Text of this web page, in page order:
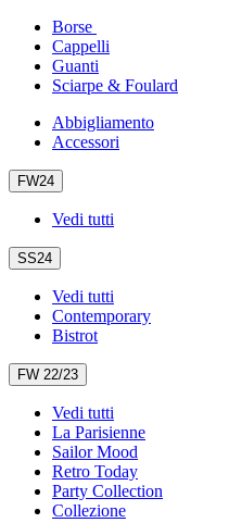
Borse
Cappelli
Guanti
Sciarpe & Foulard
Abbigliamento
Accessori
FW24
Vedi tutti
SS24
Vedi tutti
Contemporary
Bistrot
FW 22/23
Vedi tutti
La Parisienne
Sailor Mood
Retro Today
Party Collection
Collezione